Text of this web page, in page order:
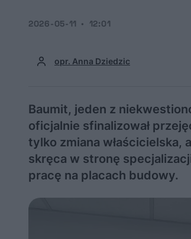
opr. Anna Dziedzic
2026-05-11 12:01
Baumit, jeden z
oficjalnie sfinalizował
tylko zmiana właścicielska,
skręca w stronę
pracę na placach budowy.